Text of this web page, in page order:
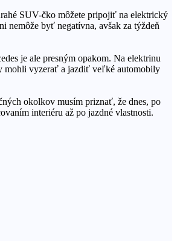
SUV-čko môžete pripojiť na elektrický
nemôže byť negatívna, avšak za týždeň
je ale presným opakom. Na elektrinu
mohli vyzerať a jazdiť veľké automobily
okolkov musím priznať, že dnes, po
interiéru až po jazdné vlastnosti.